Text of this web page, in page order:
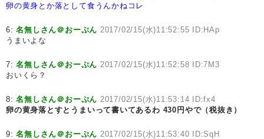
卵の黄身とか落として食うんかねコレ
6:名無しさん＠おーぷん 2017/02/15(水)11:52:55 ID:HAp
うまいよな
7:名無しさん＠おーぷん 2017/02/15(水)11:52:58 ID:7M3
おいくら？
8:名無しさん＠おーぷん 2017/02/15(水)11:53:14 ID:fx4
卵の黄身落とすとうまいって書いてあるわ 430円やで（税抜き）
9:名無しさん＠おーぷん 2017/02/15(水)11:53:40 ID:SqH